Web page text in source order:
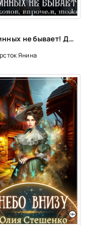
Истинных не бывает! Драконов, впрочем, тоже - Янина Наперсток
Янина